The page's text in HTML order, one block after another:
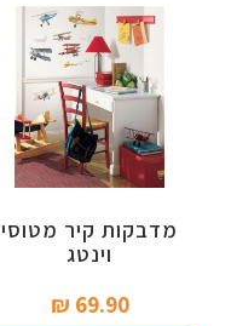
מדבקות קיר מטוסי
וינטג
69.90 ₪‎